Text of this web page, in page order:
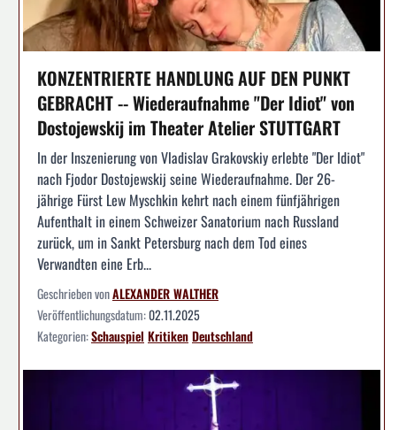
KONZENTRIERTE HANDLUNG AUF DEN PUNKT
GEBRACHT -- Wiederaufnahme "Der Idiot" von
Dostojewskij im Theater Atelier STUTTGART
In der Inszenierung von Vladislav Grakovskiy erlebte "Der Idiot"
nach Fjodor Dostojewskij seine Wiederaufnahme. Der 26-
jährige Fürst Lew Myschkin kehrt nach einem fünfjährigen
Aufenthalt in einem Schweizer Sanatorium nach Russland
zurück, um in Sankt Petersburg nach dem Tod eines
Verwandten eine Erb...
Geschrieben vonALEXANDER WALTHER
Veröffentlichungsdatum:02.11.2025
Kategorien:Schauspiel KritikenDeutschland